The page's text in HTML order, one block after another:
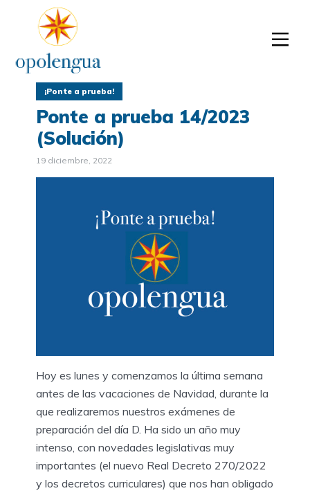
¡Ponte a prueba!
Ponte a prueba 14/2023
(Solución)
19 diciembre, 2022
Hoy es lunes y comenzamos la última semana
antes de las vacaciones de Navidad, durante la
que realizaremos nuestros exámenes de
preparación del día D. Ha sido un año muy
intenso, con novedades legislativas muy
importantes (el nuevo Real Decreto 270/2022
y los decretos curriculares) que nos han obligado